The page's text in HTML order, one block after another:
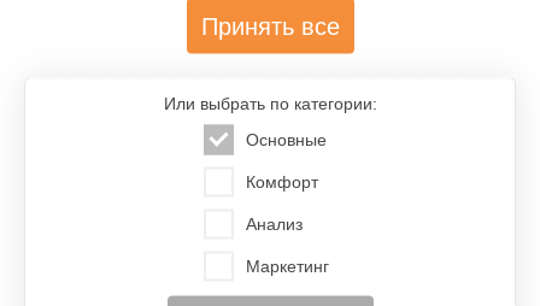
Принять все
Или выбрать по категории:
Основные
Комфорт
Анализ
Маркетинг